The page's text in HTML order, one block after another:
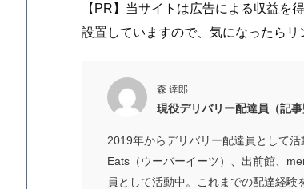
【PR】当サイトは広告による収益を
設置していますので、気になったらリ
森 達郎
現役デリバリー配達員（記事
2019年からデリバリー配達員として
Eats（ウーバーイーツ）、出前館、
員として活動中。これまでの配達経